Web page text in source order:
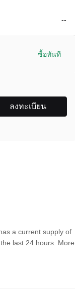
--
ซื้อทันที
ลงทะเบียน
a current supply of
last 24 hours. More